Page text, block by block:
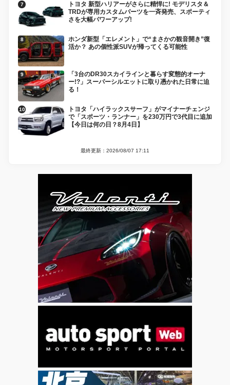
トヨタ 新型ハリアーがさらに精悍に! モデリスタ＆
TRDが専用カスタムパーツを一斉発売、スポーティ
さを大幅パワーアップ!
ホンダ新型「エレメント」で“まさかの観音開き”復
活か？ あの個性派SUVが帰ってくる可能性
「3台のDR30スカイラインと暮らす変態的オーナ
ー!?」スーパーシルエットに取り憑かれた日常に迫
る！
トヨタ「ハイラックスサーフ」がマイナーチェンジ
で「スポーツ・ランナー」を230万円で3代目に追加
【今日は何の日？8月4日】
最終更新：2026/08/07 17:11